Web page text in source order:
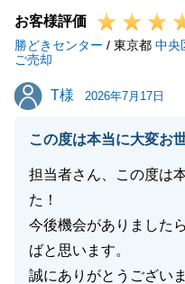
お客様評価
勝どきセンター / 東京都 中央
ご売却
T様
T様 2026年7月17日
この度は本当に大変お
担当者さん、この度は
た！
今後機会がありました
ばと思います。
誠にありがとうございま